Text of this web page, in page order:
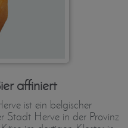
affiniert
ist ein belgischer
Stadt Herve in der Provinz